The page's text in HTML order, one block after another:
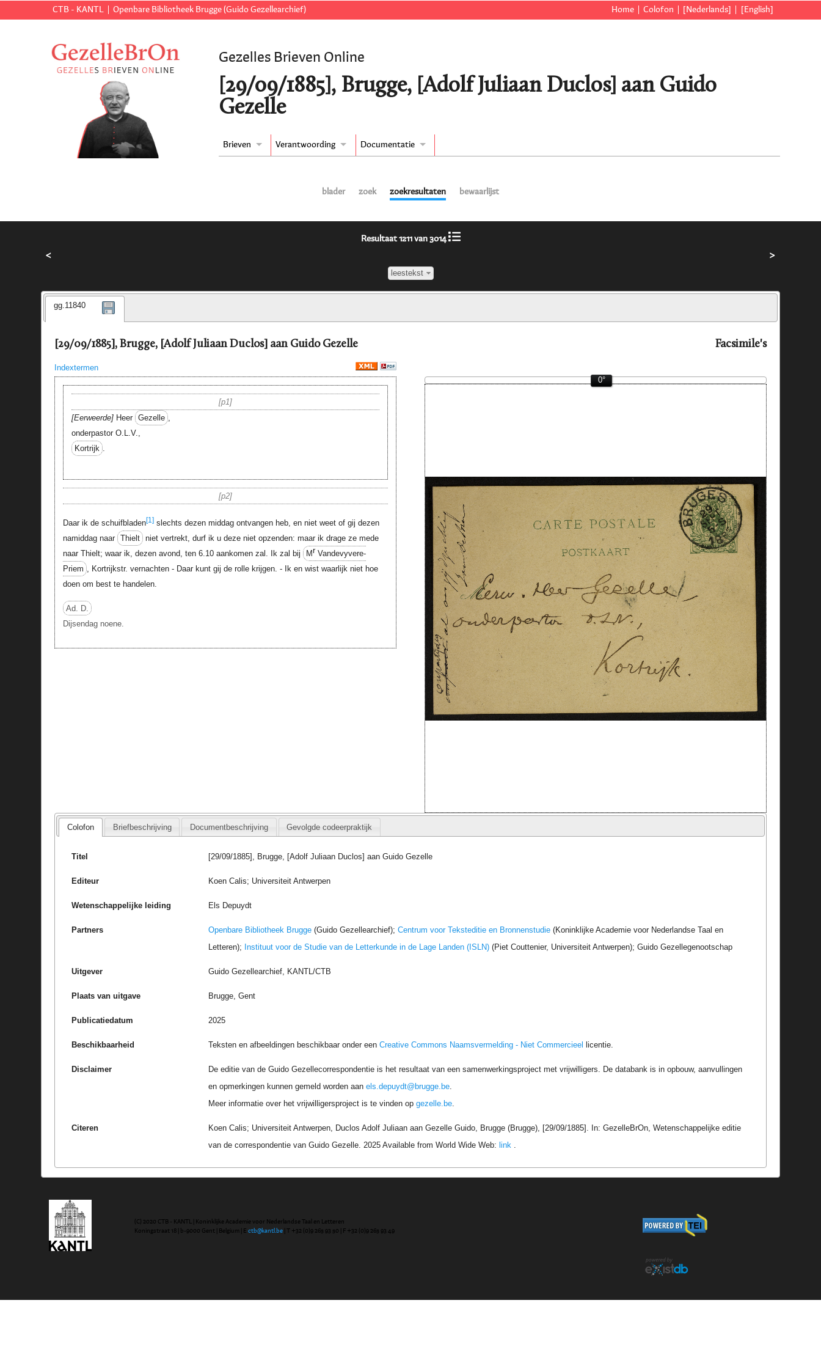
CTB - KANTL Openbare Bibliotheek Brugge (Guido Gezellearchief) Home Colofon [Nederlands] [English]
Gezelles Brieven Online
[29/09/1885], Brugge, [Adolf Juliaan Duclos] aan Guido
Gezelle
Brieven Verantwoording Documentatie
blader zoek zoekresultaten bewaarlijst
<
Resultaat 1211 van 3014
leestekst
>
gg.11840
[29/09/1885], Brugge, [Adolf Juliaan Duclos] aan Guido Gezelle
Indextermen
Facsimile's
p1
Eerweerde Heer Gezelle ,
onderpastor O.L.V.,
Kortrijk .
p2
Daar ik de schuifbladen[1]slechts dezen middag ontvangen heb, en niet weet of gij dezen
namiddag naar Thielt niet vertrekt, durf ik u deze niet opzenden: maar ik drage ze mede
naar Thielt; waar ik, dezen avond, ten 6.10 aankomen zal. Ik zal bij
Mr Vandevyvere-
Priem , Kortrijkstr. vernachten - Daar kunt gij de rolle krijgen. - Ik en wist waarlijk niet hoe
doen om best te handelen.
Ad. D.
Dijsendag noene.
0°
Colofon Briefbeschrijving Documentbeschrijving Gevolgde codeerpraktijk
Titel [29/09/1885], Brugge, [Adolf Juliaan Duclos] aan Guido Gezelle
Editeur Koen Calis; Universiteit Antwerpen
Wetenschappelijke leiding Els Depuydt
Partners Openbare Bibliotheek Brugge (Guido Gezellearchief);Centrum voor Teksteditie en Bronnenstudie (Koninklijke Academie voor Nederlandse Taal en
Letteren); Instituut voor de Studie van de Letterkunde in de Lage Landen (ISLN) (Piet Couttenier, Universiteit Antwerpen); Guido Gezellegenootschap
Uitgever Guido Gezellearchief, KANTL/CTB
Plaats van uitgave Brugge, Gent
Publicatiedatum 2025
Beschikbaarheid Teksten en afbeeldingen beschikbaar onder eenCreative Commons Naamsvermelding - Niet Commercieel licentie.
Disclaimer
De editie van de Guido Gezellecorrespondentie is het resultaat van een samenwerkingsproject met vrijwilligers. De databank is in opbouw, aanvullingen
en opmerkingen kunnen gemeld worden aanels.depuydt@brugge.be.
Meer informatie over het vrijwilligersproject is te vinden opgezelle.be.
Citeren
Koen Calis; Universiteit Antwerpen, Duclos Adolf Juliaan aan Gezelle Guido, Brugge (Brugge), [29/09/1885]. In: GezelleBrOn, Wetenschappelijke editie
van de correspondentie van Guido Gezelle. 2025 Available from World Wide Web: link .
(C) 2020 CTB - KANTL | Koninklijke Academie voor Nederlandse Taal en Letteren
Koningstraat 18 | b-9000 Gent | Belgium | Ectb@kantl.be | T +32 (0)9 265 93 50 | F +32 (0)9 265 93 49